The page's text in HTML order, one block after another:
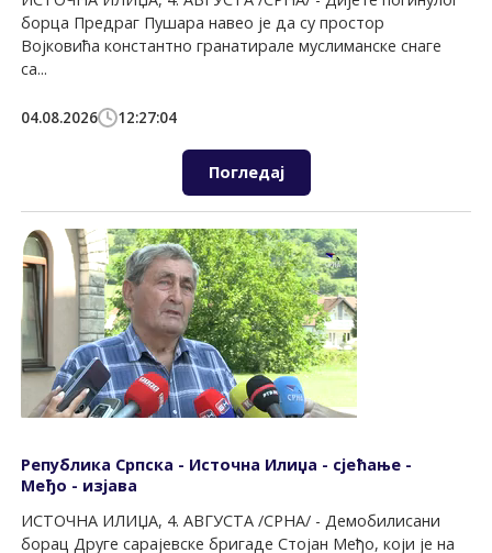
борца Предраг Пушара навео је да су простор
Војковића константно гранатирале муслиманске снаге
са...
04.08.2026 12:27:04
Погледај
Република Српска - Источна Илиџа - сјећање -
Међо - изјава
ИСТОЧНА ИЛИЏА, 4. АВГУСТА /СРНА/ - Демобилисани
борац Друге сарајевске бригаде Стојан Међо, који је на